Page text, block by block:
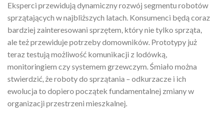
Eksperci przewidują dynamiczny rozwój segmentu robotów
sprzątających w najbliższych latach. Konsumenci będą coraz
bardziej zainteresowani sprzętem, który nie tylko sprząta,
ale też przewiduje potrzeby domowników. Prototypy już
teraz testują możliwość komunikacji z lodówką,
monitoringiem czy systemem grzewczym. Śmiało można
stwierdzić, że roboty do sprzątania – odkurzacze i ich
ewolucja to dopiero początek fundamentalnej zmiany w
organizacji przestrzeni mieszkalnej.